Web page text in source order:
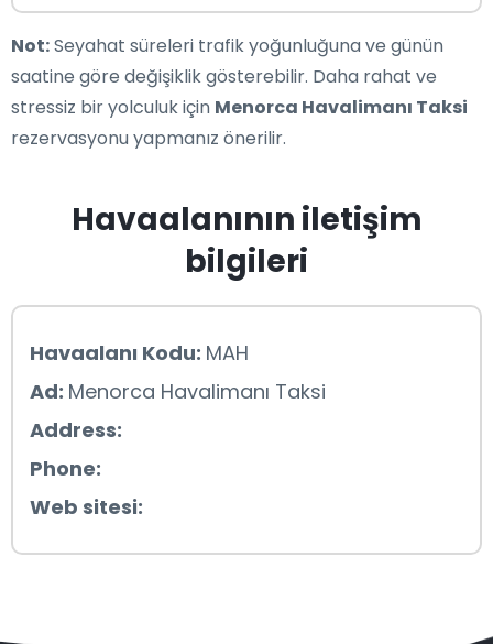
Not:Seyahat süreleri trafik yoğunluğuna ve günün
saatine göre değişiklik gösterebilir. Daha rahat ve
stressiz bir yolculuk için Menorca Havalimanı Taksi
rezervasyonu yapmanız önerilir.
Havaalanının iletişim
bilgileri
Havaalanı Kodu: MAH
Ad: Menorca Havalimanı Taksi
Address:
Phone:
Web sitesi: